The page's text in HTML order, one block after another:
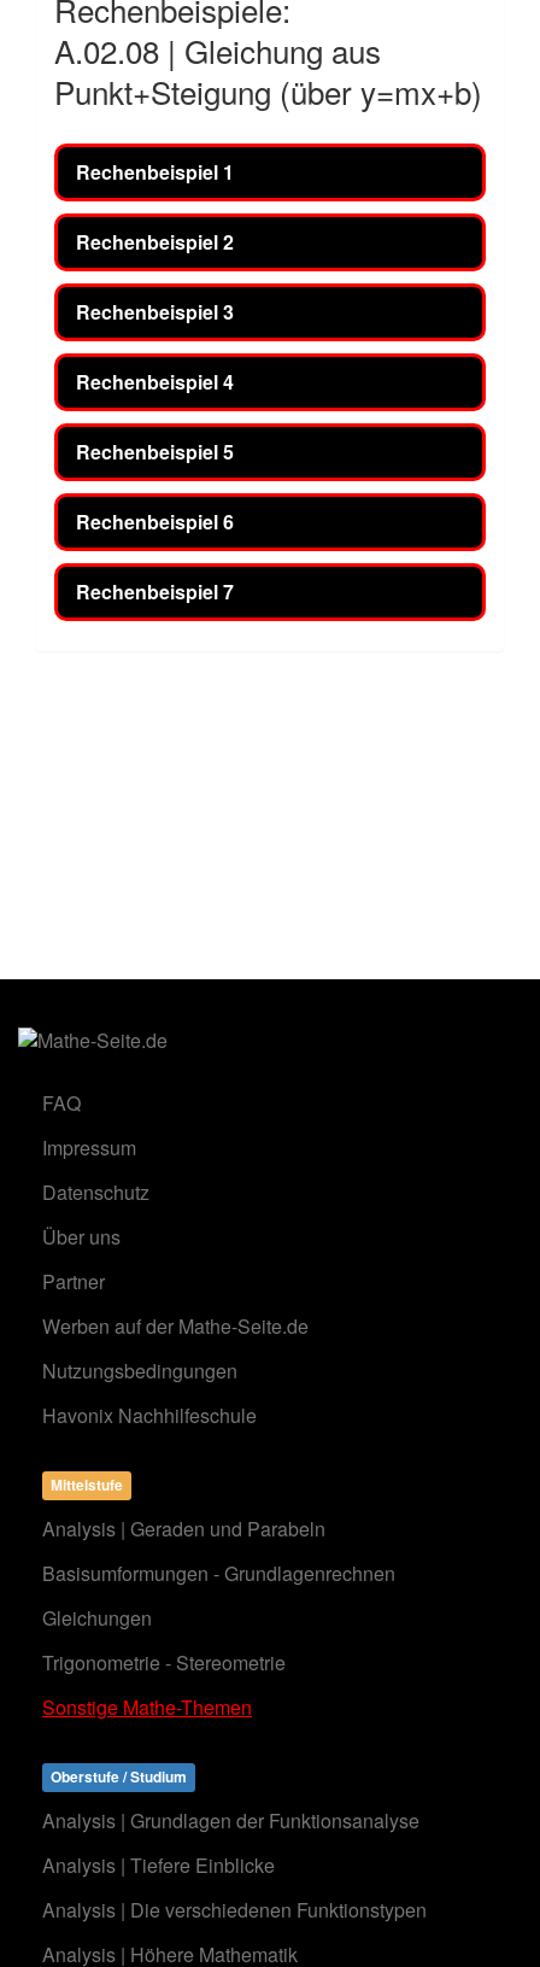
A.02.08 | Gleichung aus
Punkt+Steigung (über y=mx+b)
Rechenbeispiel 1
Rechenbeispiel 2
Rechenbeispiel 3
Rechenbeispiel 4
Rechenbeispiel 5
Rechenbeispiel 6
Rechenbeispiel 7
FAQ
Impressum
Datenschutz
Über uns
Partner
Werben auf der Mathe-Seite.de
Nutzungsbedingungen
Havonix Nachhilfeschule
Mittelstufe
Analysis | Geraden und Parabeln
Basisumformungen - Grundlagenrechnen
Gleichungen
Trigonometrie - Stereometrie
Sonstige Mathe-Themen
Oberstufe / Studium
Analysis | Grundlagen der Funktionsanalyse
Analysis | Tiefere Einblicke
Analysis | Die verschiedenen Funktionstypen
Analysis | Höhere Mathematik